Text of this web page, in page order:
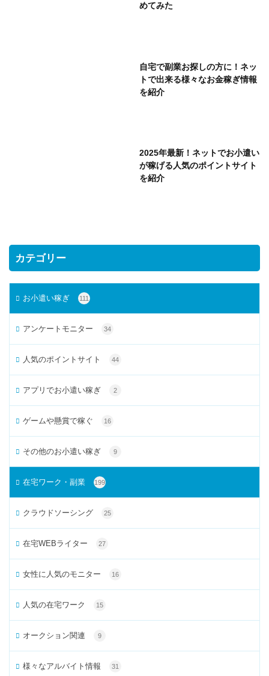
めてみた
自宅で副業お探しの方に！ネッ
トで出来る様々なお金稼ぎ情報
を紹介
2025年最新！ネットでお小遣い
が稼げる人気のポイントサイト
を紹介
カテゴリー
お小遣い稼ぎ 111
アンケートモニター 34
人気のポイントサイト 44
アプリでお小遣い稼ぎ 2
ゲームや懸賞で稼ぐ 16
その他のお小遣い稼ぎ 9
在宅ワーク・副業 199
クラウドソーシング 25
在宅WEBライター 27
女性に人気のモニター 16
人気の在宅ワーク 15
オークション関連 9
様々なアルバイト情報 31